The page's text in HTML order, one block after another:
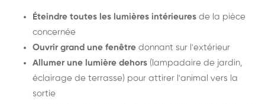
Éteindre toutes les lumières intérieures de la pièce
concernée
Ouvrir grand une fenêtre donnant sur l'extérieur
Allumer une lumière dehors (lampadaire de jardin,
éclairage de terrasse) pour attirer l'animal vers la
sortie